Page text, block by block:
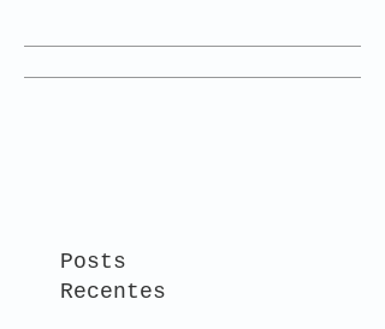
Posts
Recentes